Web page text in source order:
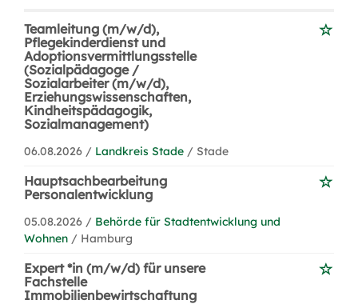
Teamleitung (m/w/d),
Pflegekinderdienst und
Adoptionsvermittlungsstelle
(Sozialpädagoge /
Sozialarbeiter (m/w/d),
Erziehungswissenschaften,
Kindheitspädagogik,
Sozialmanagement)
06.08.2026 / Landkreis Stade / Stade
Hauptsachbearbeitung
Personalentwicklung
05.08.2026 / Behörde für Stadtentwicklung und
Wohnen / Hamburg
Expert *in (m/w/d) für unsere
Fachstelle
Immobilienbewirtschaftung